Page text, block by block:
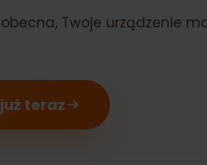
dostawcy sieci.
Twoje